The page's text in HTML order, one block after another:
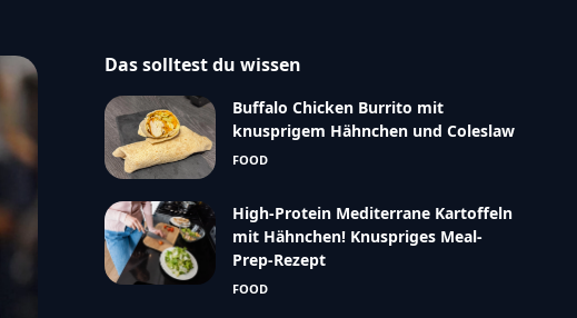
Das solltest du wissen
Buffalo Chicken Burrito mit
knusprigem Hähnchen und Coleslaw
FOOD
High-Protein Mediterrane Kartoffeln
mit Hähnchen! Knuspriges Meal-
Prep-Rezept
FOOD